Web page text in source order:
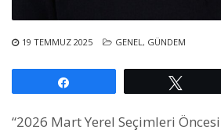
19 TEMMUZ 2025 GENEL , GÜNDEM
“2026 Mart Yerel Seçimleri